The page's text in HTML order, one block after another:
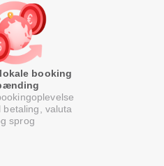
booking
betaling, valuta
sprog